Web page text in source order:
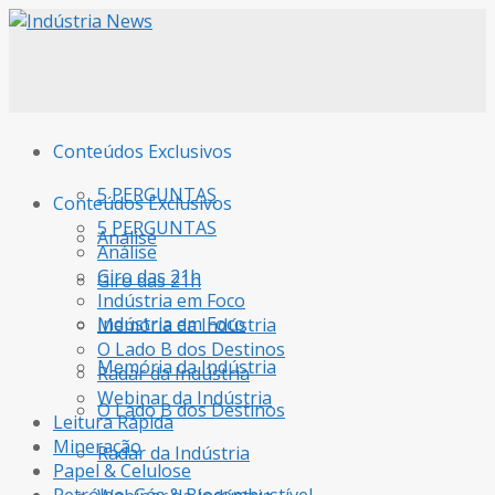
Conteúdos Exclusivos
5 PERGUNTAS
Análise
Giro das 21h
Indústria em Foco
Memória da Indústria
O Lado B dos Destinos
Radar da Indústria
Conteúdos Exclusivos
5 PERGUNTAS
Análise
Giro das 21h
Indústria em Foco
Memória da Indústria
O Lado B dos Destinos
Radar da Indústria
Webinar da Indústria
Leitura Rápida
Mineração
Papel & Celulose